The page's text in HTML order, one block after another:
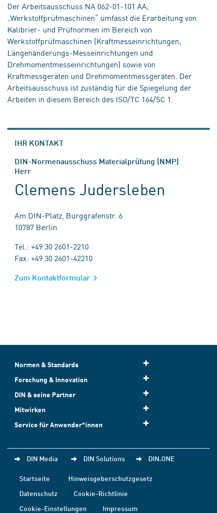
Der Arbeitsausschuss NA 062-01-101 AA,
„Werkstoffprüfmaschinen“ umfasst die Erarbeitung von
Kalibrier- und Prüfnormen im Bereich von
Werkstoffprüfmaschinen (Kraftmesseinrichtungen,
Längenänderungs-Messeinrichtungen und
Drehmomentmesseinrichtungen) sowie von
Kraftmessgeräten und Drehmomentmessgeräten. Der
Arbeitsausschuss ist zuständig für die Spiegelung der
Arbeiten in diesem Bereich des ISO/TC 164/SC 1.
IHR KONTAKT
DIN-Normenausschuss Materialprüfung (NMP)
Herr
Clemens Judersleben
Am DIN-Platz, Burggrafenstr. 6
10787 Berlin
Tel.: +49 30 2601-2210
Fax: +49 30 2601-42210
Zum Kontaktformular
Normen & Standards
Forschung & Innovation
DIN & seine Partner
Mitwirken
Service für Anwender*innen
DIN Media DIN Solutions DIN.ONE
Startseite
Hinweisgeberschutzgesetz
Datenschutz
Cookie-Richtlinie
Cookie-Einstellungen
Impressum